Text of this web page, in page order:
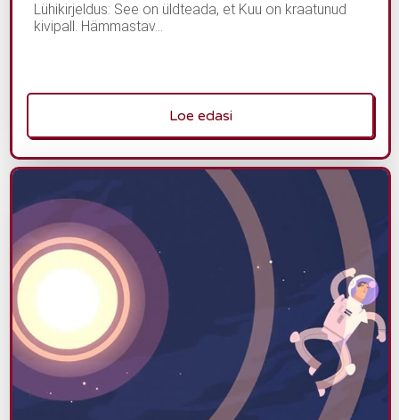
Lühikirjeldus: See on üldteada, et Kuu on kraatunud
kivipall. Hämmastav...
Loe edasi